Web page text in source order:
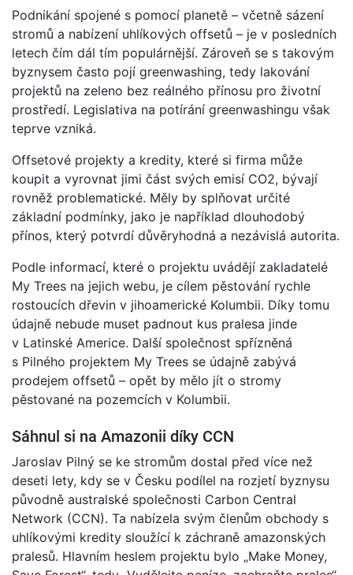
Podnikání spojené s pomocí planetě – včetně sázení
stromů a nabízení uhlíkových offsetů – je v posledních
letech čím dál tím populárnější. Zároveň se s takovým
byznysem často pojí greenwashing, tedy lakování
projektů na zeleno bez reálného přínosu pro životní
prostředí. Legislativa na potírání greenwashingu však
teprve vzniká.
Offsetové projekty a kredity, které si firma může
koupit a vyrovnat jimi část svých emisí CO2, bývají
rovněž problematické. Měly by splňovat určité
základní podmínky, jako je například dlouhodobý
přínos, který potvrdí důvěryhodná a nezávislá autorita.
Podle informací, které o projektu uvádějí zakladatelé
My Trees na jejich webu, je cílem pěstování rychle
rostoucích dřevin v jihoamerické Kolumbii. Díky tomu
údajně nebude muset padnout kus pralesa jinde
v Latinské Americe. Další společnost spřízněná
s Pilného projektem My Trees se údajně zabývá
prodejem offsetů – opět by mělo jít o stromy
pěstované na pozemcích v Kolumbii.
Sáhnul si na Amazonii díky CCN
Jaroslav Pilný se ke stromům dostal před více než
deseti lety, kdy se v Česku podílel na rozjetí byznysu
původně australské společnosti Carbon Central
Network (CCN). Ta nabízela svým členům obchody s
uhlíkovými kredity sloužící k záchraně amazonských
pralesů. Hlavním heslem projektu bylo „Make Money,